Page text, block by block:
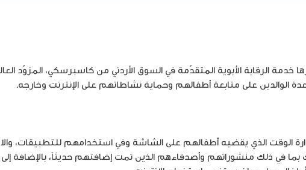
الرقابة الأبوية المتقدّمة في السوق الأردني من كاسبرسكي، المزوّد
الوالدين على متابعة أطفالهم وحماية نشاطاتهم على الإنترنت وخارجه.
الوقت الذي يقضيه أطفالهم على الشاشة وفي استخدامهم للتطبيقات،
بما في ذلك منشوراتهم وأصدقاءهم الذين تمت إضافتهم حديثاً، بالإضافة إلى